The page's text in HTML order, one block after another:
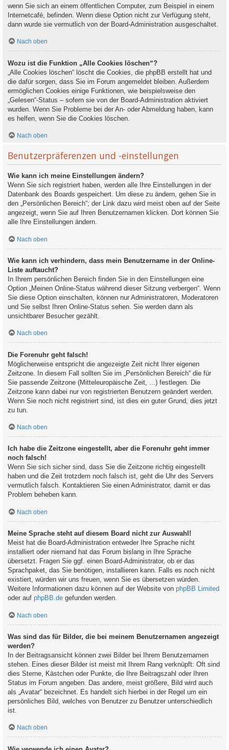
wenn Sie sich an einem öffentlichen Computer, zum Beispiel in einem
Internetcafé, befinden. Wenn diese Option nicht zur Verfügung steht,
dann wurde sie vermutlich von der Board-Administration ausgeschaltet.
Nach oben
Wozu ist die Funktion „Alle Cookies löschen“?
„Alle Cookies löschen“ löscht die Cookies, die phpBB erstellt hat und
die dafür sorgen, dass Sie im Forum angemeldet bleiben. Außerdem
ermöglichen Cookies einige Funktionen, wie beispielsweise den
„Gelesen“-Status – sofern sie von der Board-Administration aktiviert
wurden. Wenn Sie Probleme bei der An- oder Abmeldung haben, kann
es helfen, wenn Sie die Cookies löschen.
Nach oben
Benutzerpräferenzen und -einstellungen
Wie kann ich meine Einstellungen ändern?
Wenn Sie sich registriert haben, werden alle Ihre Einstellungen in der
Datenbank des Boards gespeichert. Um diese zu ändern, gehen Sie in
den „Persönlichen Bereich“; der Link dazu wird meist oben auf der Seite
angezeigt, wenn Sie auf Ihren Benutzernamen klicken. Dort können Sie
alle Ihre Einstellungen ändern.
Nach oben
Wie kann ich verhindern, dass mein Benutzername in der Online-
Liste auftaucht?
In Ihrem persönlichen Bereich finden Sie in den Einstellungen eine
Option „Meinen Online-Status während dieser Sitzung verbergen“. Wenn
Sie diese Option einschalten, können nur Administratoren, Moderatoren
und Sie selbst Ihren Online-Status sehen. Sie werden dann als
unsichtbarer Besucher gezählt.
Nach oben
Die Forenuhr geht falsch!
Möglicherweise entspricht die angezeigte Zeit nicht Ihrer eigenen
Zeitzone. In diesem Fall sollten Sie im „Persönlichen Bereich“ die für
Sie passende Zeitzone (Mitteleuropäische Zeit, ...) festlegen. Die
Zeitzone kann dabei nur von registrierten Benutzern geändert werden.
Wenn Sie noch nicht registriert sind, ist dies ein guter Grund, dies jetzt
zu tun.
Nach oben
Ich habe die Zeitzone eingestellt, aber die Forenuhr geht immer
noch falsch!
Wenn Sie sich sicher sind, dass Sie die Zeitzone richtig eingestellt
haben und die Zeit trotzdem noch falsch ist, geht die Uhr des Servers
vermutlich falsch. Kontaktieren Sie einen Administrator, damit er das
Problem beheben kann.
Nach oben
Meine Sprache steht auf diesem Board nicht zur Auswahl!
Meist hat die Board-Administration entweder Ihre Sprache nicht
installiert oder niemand hat das Forum bislang in Ihre Sprache
übersetzt. Fragen Sie ggf. einen Board-Administrator, ob er das
Sprachpaket, das Sie benötigen, installieren kann. Falls es noch nicht
existiert, würden wir uns freuen, wenn Sie es übersetzen würden.
Weitere Informationen dazu können auf der Website von phpBB Limited
oder auf phpBB.de gefunden werden.
Nach oben
Was sind das für Bilder, die bei meinem Benutzernamen angezeigt
werden?
In der Beitragsansicht können zwei Bilder bei Ihrem Benutzernamen
stehen. Eines dieser Bilder ist meist mit Ihrem Rang verknüpft: Oft sind
dies Sterne, Kästchen oder Punkte, die Ihre Beitragszahl oder Ihren
Status im Forum angeben. Das andere, meist größere, Bild wird auch
als „Avatar“ bezeichnet. Es handelt sich hierbei in der Regel um ein
persönliches Bild, welches von Benutzer zu Benutzer unterschiedlich
ist.
Nach oben